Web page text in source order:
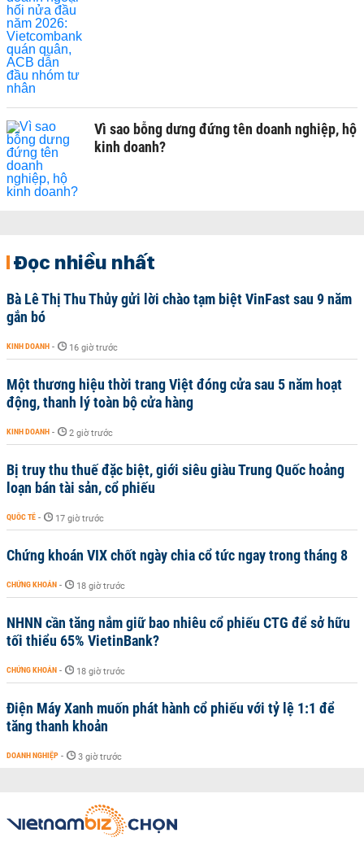
Vì sao bỗng dưng đứng tên doanh nghiệp, hộ
kinh doanh?
Đọc nhiều nhất
Bà Lê Thị Thu Thủy gửi lời chào tạm biệt VinFast sau 9 năm
gắn bó
KINH DOANH - 16 giờ trước
Một thương hiệu thời trang Việt đóng cửa sau 5 năm hoạt
động, thanh lý toàn bộ cửa hàng
KINH DOANH - 2 giờ trước
Bị truy thu thuế đặc biệt, giới siêu giàu Trung Quốc hoảng
loạn bán tài sản, cổ phiếu
QUỐC TẾ - 17 giờ trước
Chứng khoán VIX chốt ngày chia cổ tức ngay trong tháng 8
CHỨNG KHOÁN - 18 giờ trước
NHNN cần tăng nắm giữ bao nhiêu cổ phiếu CTG để sở hữu
tối thiểu 65% VietinBank?
CHỨNG KHOÁN - 18 giờ trước
Điện Máy Xanh muốn phát hành cổ phiếu với tỷ lệ 1:1 để
tăng thanh khoản
DOANH NGHIỆP - 3 giờ trước